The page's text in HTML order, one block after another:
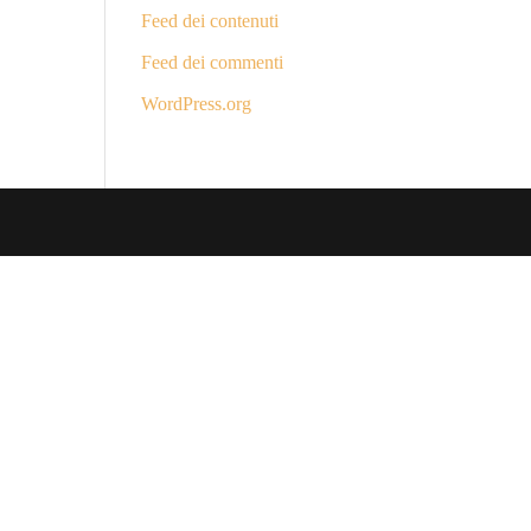
Feed dei contenuti
Feed dei commenti
WordPress.org